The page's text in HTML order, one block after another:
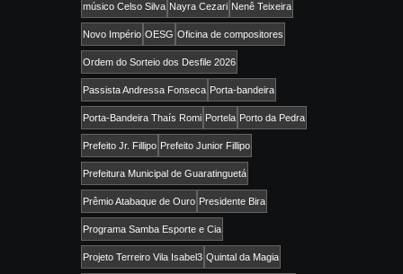
músico Celso Silva Nayra Cezari Nenê Teixeira
Novo Império OESG Oficina de compositores
Ordem do Sorteio dos Desfile 2026
Passista Andressa Fonseca Porta-bandeira
Porta-Bandeira Thaís Romi Portela Porto da Pedra
Prefeito Jr. Fillipo Prefeito Junior Fillipo
Prefeitura Municipal de Guaratinguetá
Prêmio Atabaque de Ouro Presidente Bira
Programa Samba Esporte e Cia
Projeto Terreiro Vila Isabel3 Quintal da Magia